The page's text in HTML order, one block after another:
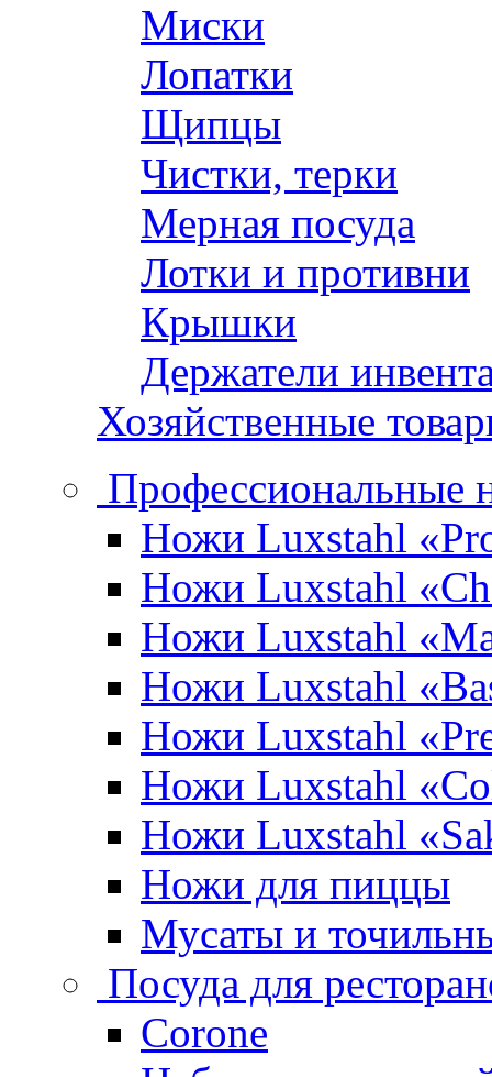
Миски
Лопатки
Щипцы
Чистки, терки
Мерная посуда
Лотки и противни
Крышки
Держатели
Хозяйственные
Профессиональные
Ножи Luxstahl
Ножи Luxstahl
Ножи Luxstahl
Ножи Luxstahl
Ножи Luxstahl
Ножи Luxstahl
Ножи Luxstahl
Ножи для пиццы
Мусаты и
Посуда для
Corone